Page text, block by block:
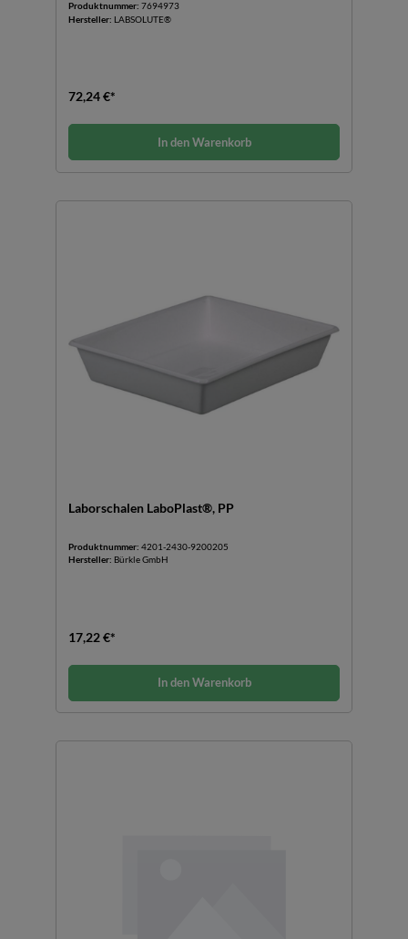
Produktnummer: 7694973
Hersteller: LABSOLUTE®
72,24 €*
In den Warenkorb
Laborschalen LaboPlast®, PP
Produktnummer: 4201-2430-9200205
Hersteller: Bürkle GmbH
17,22 €*
In den Warenkorb